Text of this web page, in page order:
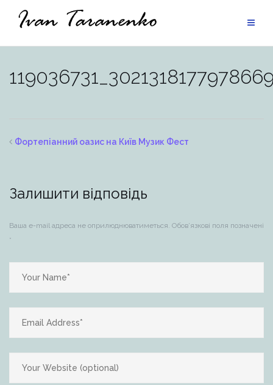
Фортепіанний оазис на Київ Музик Фест
Залишити відповідь
Ваша e-mail адреса не оприлюднюватиметься. Обов’язкові поля позначені
*